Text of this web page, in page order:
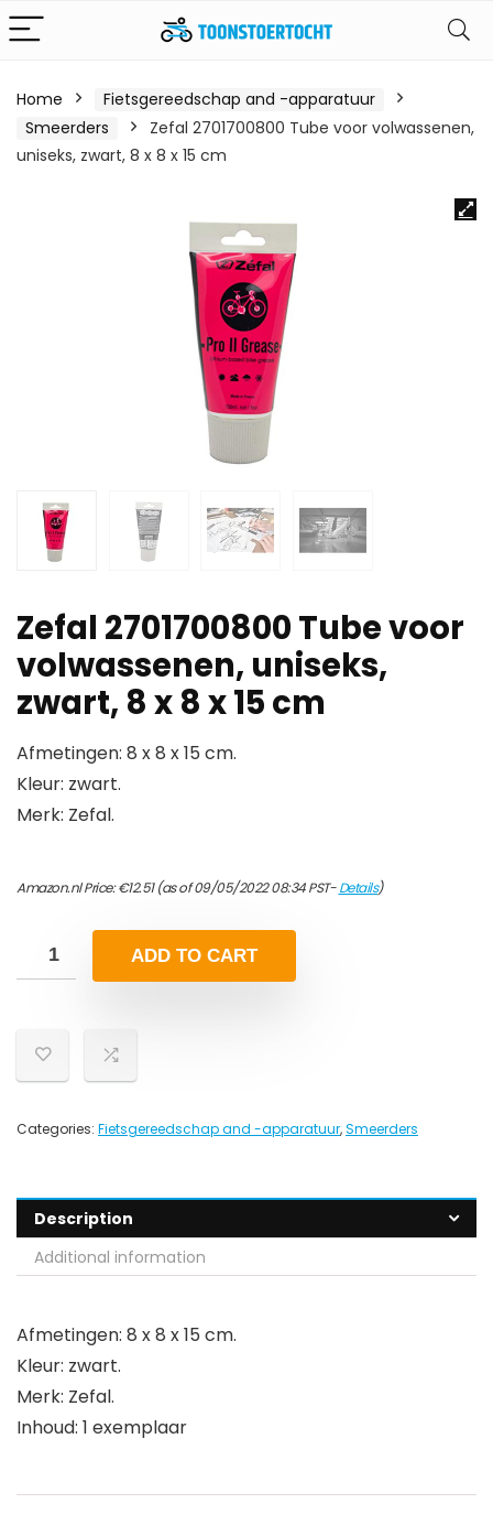
Home
Fietsgereedschap and -apparatuur
Smeerders
Zefal 2701700800 Tube voor volwassenen,
uniseks, zwart, 8 x 8 x 15 cm
Zefal 2701700800 Tube voor
volwassenen, uniseks,
zwart, 8 x 8 x 15 cm
Afmetingen: 8 x 8 x 15 cm.
Kleur: zwart.
Merk: Zefal.
Amazon.nl Price:€12.51(as of 09/05/2022 08:34 PST-Details)
ADD TO CART
Categories: Fietsgereedschap and -apparatuur,Smeerders
Description
Additional information
Afmetingen: 8 x 8 x 15 cm.
Kleur: zwart.
Merk: Zefal.
Inhoud: 1 exemplaar